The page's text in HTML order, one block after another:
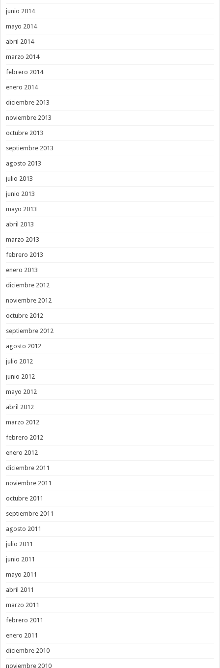
junio 2014
mayo 2014
abril 2014
marzo 2014
febrero 2014
enero 2014
diciembre 2013
noviembre 2013
octubre 2013
septiembre 2013
agosto 2013
julio 2013
junio 2013
mayo 2013
abril 2013
marzo 2013
febrero 2013
enero 2013
diciembre 2012
noviembre 2012
octubre 2012
septiembre 2012
agosto 2012
julio 2012
junio 2012
mayo 2012
abril 2012
marzo 2012
febrero 2012
enero 2012
diciembre 2011
noviembre 2011
octubre 2011
septiembre 2011
agosto 2011
julio 2011
junio 2011
mayo 2011
abril 2011
marzo 2011
febrero 2011
enero 2011
diciembre 2010
noviembre 2010